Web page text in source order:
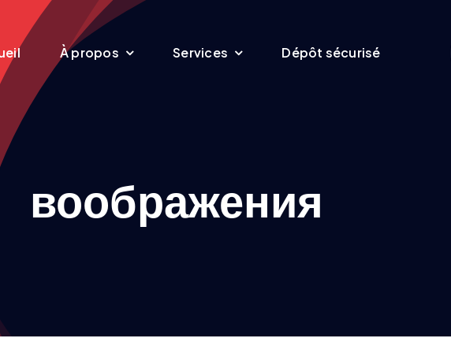
À propos Services Dépôt sécurisé
воображения